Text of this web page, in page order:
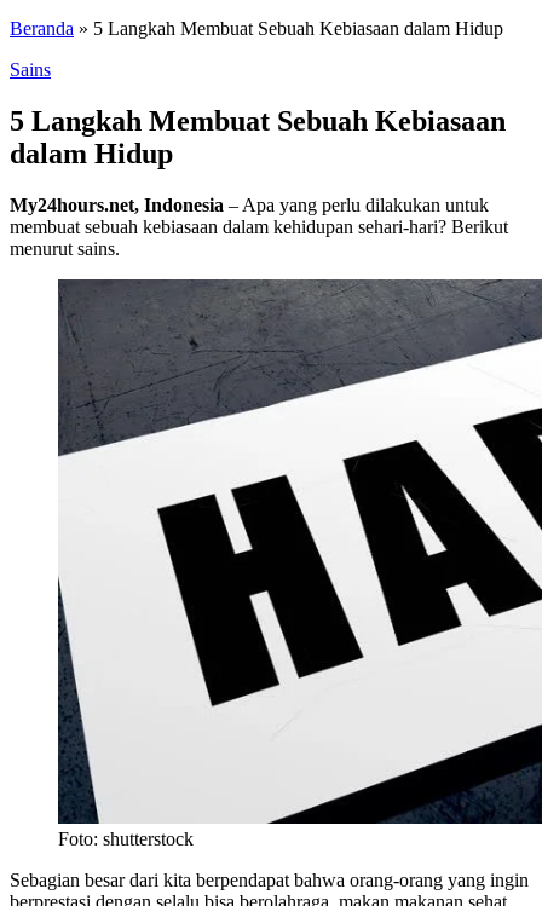
Beranda » 5 Langkah Membuat Sebuah Kebiasaan dalam Hidup
Sains
5 Langkah Membuat Sebuah Kebiasaan
dalam Hidup
My24hours.net, Indonesia – Apa yang perlu dilakukan untuk
membuat sebuah kebiasaan dalam kehidupan sehari-hari? Berikut
menurut sains.
Foto: shutterstock
Sebagian besar dari kita berpendapat bahwa orang-orang yang ingin